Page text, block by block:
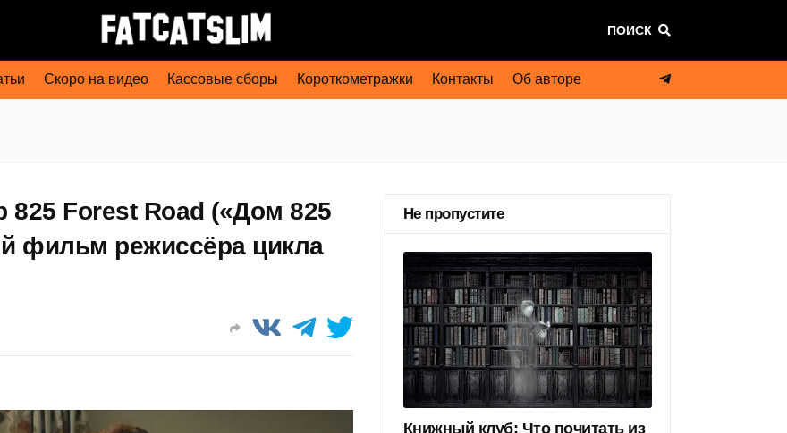
ПОИСК
Скоро на видео Кассовые сборы Короткометражки Контакты Об авторе
Forest Road («Дом 825
фильм режиссёра цикла
Не пропустите
Книжный клуб: Что почитать из